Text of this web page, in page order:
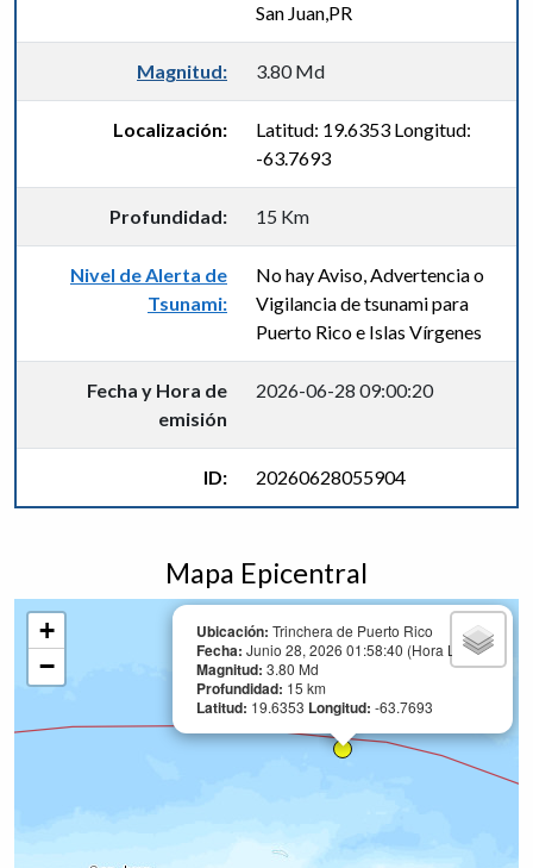
San Juan,PR
Magnitud: 3.80 Md
Localización:
Latitud: 19.6353 Longitud:
-63.7693
Profundidad: 15 Km
Nivel de Alerta de
Tsunami:
No hay Aviso, Advertencia o
Vigilancia de tsunami para
Puerto Rico e Islas Vírgenes
Fecha y Hora de
emisión
2026-06-28 09:00:20
ID: 20260628055904
Mapa Epicentral
Ubicación: Trinchera de Puerto Rico
Fecha: Junio 28, 2026 01:58:40 (Hora Local)
Magnitud: 3.80 Md
Profundidad: 15 km
Latitud: 19.6353 Longitud: -63.7693
+
−